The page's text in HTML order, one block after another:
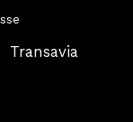
Transavia